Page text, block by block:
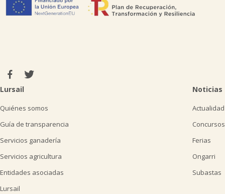
Lursail
Quiénes somos
Guía de transparencia
Servicios ganadería
Servicios agricultura
Entidades asociadas
Lursail
Noticias
Actualidad
Concursos
Ferias
Ongarri
Subastas